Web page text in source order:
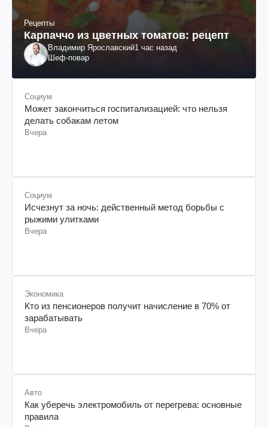
Рецепты
Карпаччо из цветных томатов: рецепт
Владимир Ярославский1 час назад
Шеф-повар
Социум
Может закончиться госпитализацией: что нельзя
делать собакам летом
Вчера
Социум
Исчезнут за ночь: действенный метод борьбы с
рыжими улитками
Вчера
Экономика
Кто из пенсионеров получит начисление в 70% от
зарабатывать
Вчера
Авто
Как уберечь электромобиль от перегрева: основные
правила